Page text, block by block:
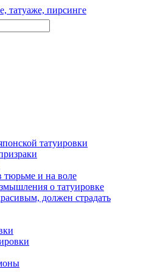
тaтуировки
тюрьме и на воле
о тaтуировке
должен страдать